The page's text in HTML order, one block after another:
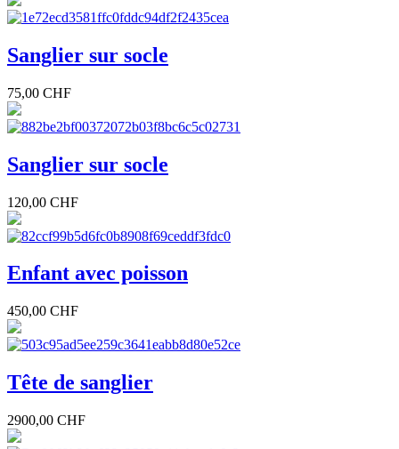
Sanglier sur socle
75,00 CHF
Sanglier sur socle
120,00 CHF
Enfant avec poisson
450,00 CHF
Tête de sanglier
2900,00 CHF